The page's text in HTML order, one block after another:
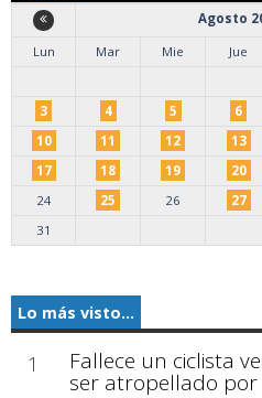
Agosto
Lun
Mar Mie Jue
3
4 5 6
10
11 12 13
17
18 19 20
24
25 26 27
31
Lo más visto...
1 Fallece un ciclista
ser atropellado